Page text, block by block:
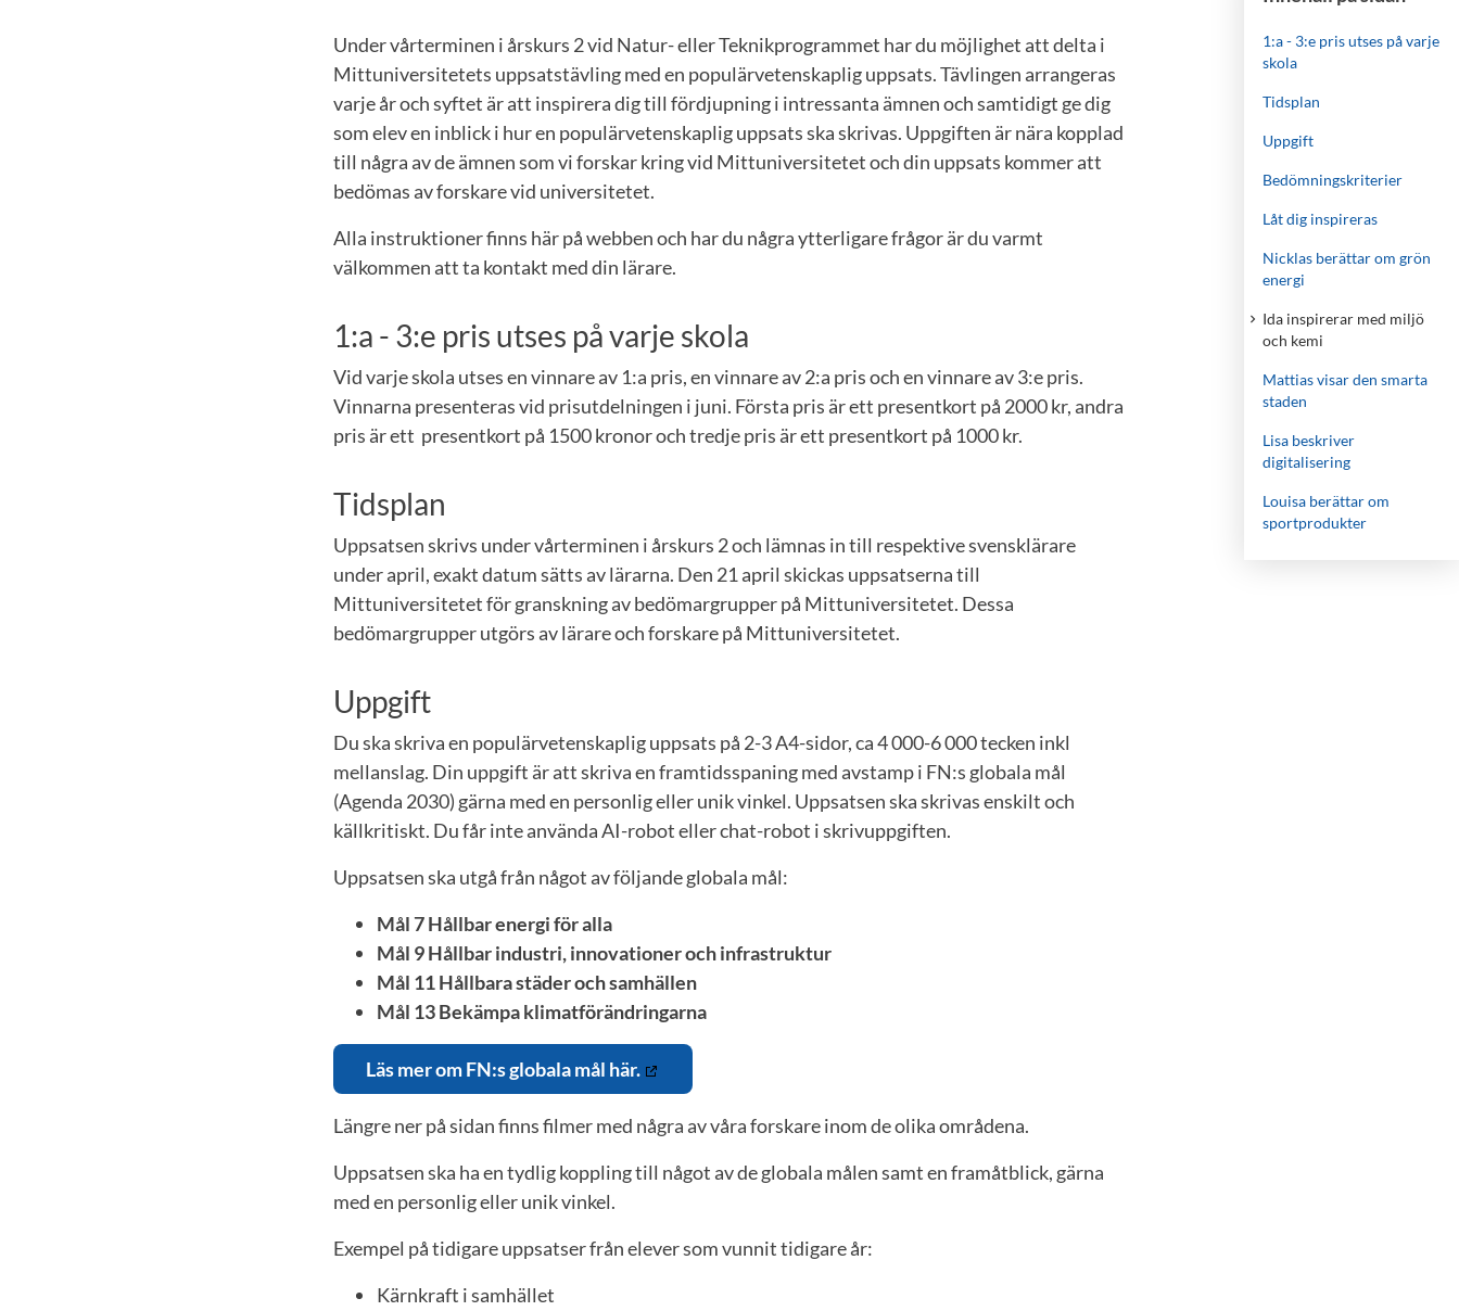
1:a - 3:e pris utses på varje
skola
Tidsplan
Uppgift
Bedömningskriterier
Låt dig inspireras
Nicklas berättar om grön
energi
Ida inspirerar med miljö
och kemi
Mattias visar den smarta
staden
Lisa beskriver
digitalisering
Louisa berättar om
sportprodukter
Under vårterminen i årskurs 2 vid Natur- eller Teknikprogrammet har du möjlighet att delta i
Mittuniversitetets uppsatstävling med en populärvetenskaplig uppsats. Tävlingen arrangeras
varje år och syftet är att inspirera dig till fördjupning i intressanta ämnen och samtidigt ge dig
som elev en inblick i hur en populärvetenskaplig uppsats ska skrivas. Uppgiften är nära kopplad
till några av de ämnen som vi forskar kring vid Mittuniversitetet och din uppsats kommer att
bedömas av forskare vid universitetet.
Alla instruktioner finns här på webben och har du några ytterligare frågor är du varmt
välkommen att ta kontakt med din lärare.
1:a - 3:e pris utses på varje skola
Vid varje skola utses en vinnare av 1:a pris, en vinnare av 2:a pris och en vinnare av 3:e pris.
Vinnarna presenteras vid prisutdelningen i juni. Första pris är ett presentkort på 2000 kr, andra
pris är ett presentkort på 1500 kronor och tredje pris är ett presentkort på 1000 kr.
Tidsplan
Uppsatsen skrivs under vårterminen i årskurs 2 och lämnas in till respektive svensklärare
under april, exakt datum sätts av lärarna. Den 21 april skickas uppsatserna till
Mittuniversitetet för granskning av bedömargrupper på Mittuniversitetet. Dessa
bedömargrupper utgörs av lärare och forskare på Mittuniversitetet.
Uppgift
Du ska skriva en populärvetenskaplig uppsats på 2-3 A4-sidor, ca 4 000-6 000 tecken inkl
mellanslag. Din uppgift är att skriva en framtidsspaning med avstamp i FN:s globala mål
(Agenda 2030) gärna med en personlig eller unik vinkel. Uppsatsen ska skrivas enskilt och
källkritiskt. Du får inte använda AI-robot eller chat-robot i skrivuppgiften.
Uppsatsen ska utgå från något av följande globala mål:
Mål 7 Hållbar energi för alla
Mål 9 Hållbar industri, innovationer och infrastruktur
Mål 11 Hållbara städer och samhällen
Mål 13 Bekämpa klimatförändringarna
Läs mer om FN:s globala mål här.
Längre ner på sidan finns filmer med några av våra forskare inom de olika områdena.
Uppsatsen ska ha en tydlig koppling till något av de globala målen samt en framåtblick, gärna
med en personlig eller unik vinkel.
Exempel på tidigare uppsatser från elever som vunnit tidigare år:
Kärnkraft i samhället